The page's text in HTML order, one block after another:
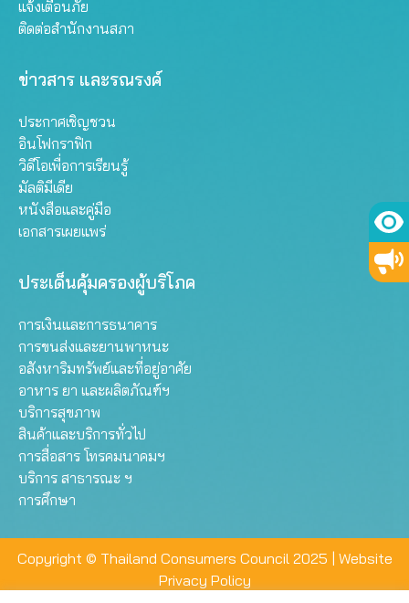
แจ้งเตือนภัย
ติดต่อสำนักงานสภา
ข่าวสาร และรณรงค์
ประกาศเชิญชวน
อินโฟกราฟิก
วิดีโอเพื่อการเรียนรู้
มัลติมีเดีย
หนังสือและคู่มือ
เอกสารเผยแพร่
ประเด็นคุ้มครองผู้บริโภค
การเงินและการธนาคาร
การขนส่งและยานพาหนะ
อสังหาริมทรัพย์และที่อยู่อาศัย
อาหาร ยา และผลิตภัณฑ์ฯ
บริการสุขภาพ
สินค้าและบริการทั่วไป
การสื่อสาร โทรคมนาคมฯ
บริการ สาธารณะ ฯ
การศึกษา
Copyright © Thailand Consumers Council 2025 | Website
Privacy Policy